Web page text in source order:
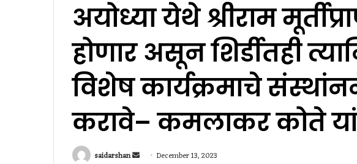
अयोध्या येथे श्रीराम
होणार असून शिर्डीतही
विशेष कार्यक्रमाचे
करावे– कमलाकर कोते
saidarshan
Send December 13, 2023